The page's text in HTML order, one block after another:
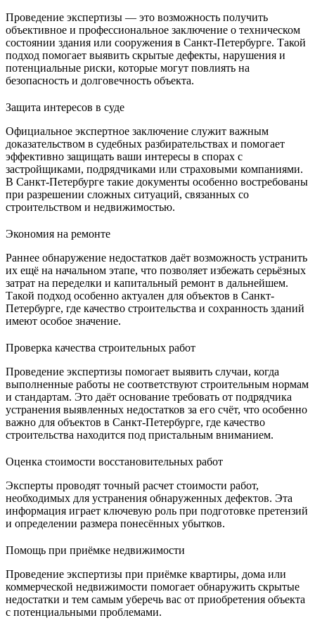
Проведение экспертизы — это возможность получить
объективное и профессиональное заключение о техническом
состоянии здания или сооружения в Санкт-Петербурге. Такой
подход помогает выявить скрытые дефекты, нарушения и
потенциальные риски, которые могут повлиять на
безопасность и долговечность объекта.
Защита интересов в суде
Официальное экспертное заключение служит важным
доказательством в судебных разбирательствах и помогает
эффективно защищать ваши интересы в спорах с
застройщиками, подрядчиками или страховыми компаниями.
В Санкт-Петербурге такие документы особенно востребованы
при разрешении сложных ситуаций, связанных со
строительством и недвижимостью.
Экономия на ремонте
Раннее обнаружение недостатков даёт возможность устранить
их ещё на начальном этапе, что позволяет избежать серьёзных
затрат на переделки и капитальный ремонт в дальнейшем.
Такой подход особенно актуален для объектов в Санкт-
Петербурге, где качество строительства и сохранность зданий
имеют особое значение.
Проверка качества строительных работ
Проведение экспертизы помогает выявить случаи, когда
выполненные работы не соответствуют строительным нормам
и стандартам. Это даёт основание требовать от подрядчика
устранения выявленных недостатков за его счёт, что особенно
важно для объектов в Санкт-Петербурге, где качество
строительства находится под пристальным вниманием.
Оценка стоимости восстановительных работ
Эксперты проводят точный расчет стоимости работ,
необходимых для устранения обнаруженных дефектов. Эта
информация играет ключевую роль при подготовке претензий
и определении размера понесённых убытков.
Помощь при приёмке недвижимости
Проведение экспертизы при приёмке квартиры, дома или
коммерческой недвижимости помогает обнаружить скрытые
недостатки и тем самым уберечь вас от приобретения объекта
с потенциальными проблемами.